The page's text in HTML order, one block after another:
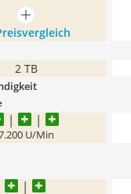
mehr anzeigen
2 TB
U/Min